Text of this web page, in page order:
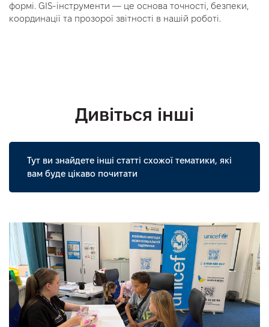
формі. GIS-інструменти — це основа точності, безпеки,
координації та прозорої звітності в нашій роботі.
Дивіться інші
Тут ви знайдете інші статті схожої тематики, які
вам буде цікаво почитати